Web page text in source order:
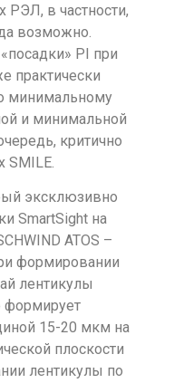
РЭЛ, в частности,
возможно.
PI при
практически
минимальному
и минимальной
критично
SMILE.
эксклюзивно
SmartSight на
ATOS –
формировании
лентикулы
формирует
15-20 мкм на
плоскости
лентикулы по